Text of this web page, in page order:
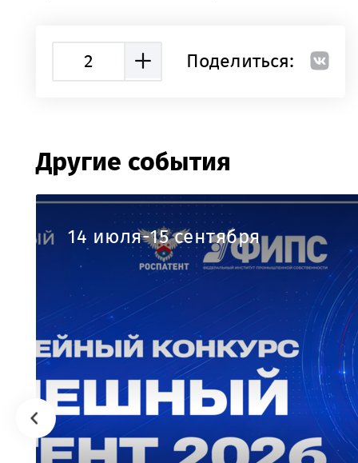
2 Поделиться:
Другие события
14 июля-15 сентября